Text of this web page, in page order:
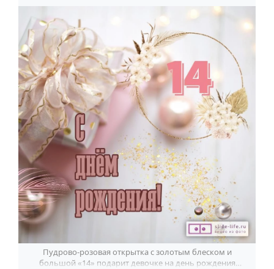
Пудрово-розовая открытка с золотым блеском и
большой «14» подарит девочке на день рождения